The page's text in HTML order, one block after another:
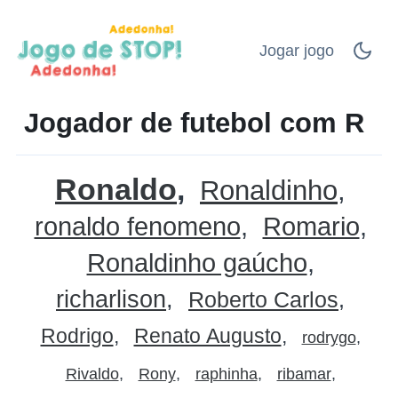
Jogar jogo
Jogador de futebol com R
Ronaldo Ronaldinho
ronaldo fenomeno
Romario
Ronaldinho gaúcho
richarlison Roberto Carlos
Rodrigo Renato Augusto rodrygo
Rivaldo Rony raphinha ribamar